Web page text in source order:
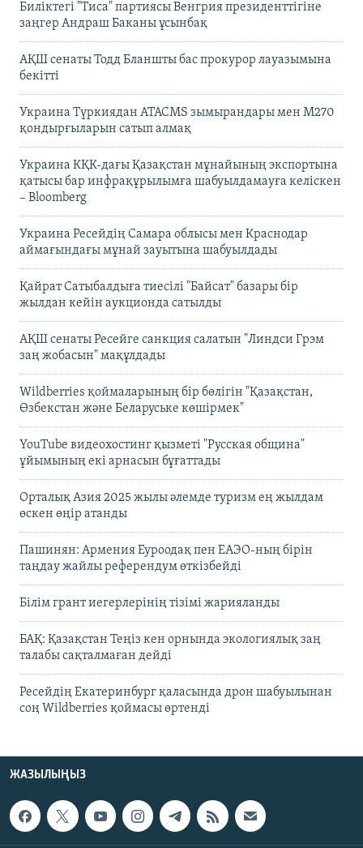
Биліктегі "Тиса" партиясы Венгрия президенттігіне
заңгер Андраш Баканы ұсынбақ
АҚШ сенаты Тодд Бланшты бас прокурор лауазымына
бекітті
Украина Түркиядан ATACMS зымырандары мен M270
қондырғыларын сатып алмақ
Украина КҚК-дағы Қазақстан мұнайының экспортына
қатысы бар инфрақұрылымға шабуылдамауға келіскен
– Bloomberg
Украина Ресейдің Самара облысы мен Краснодар
аймағындағы мұнай зауытына шабуылдады
Қайрат Сатыбалдыға тиесілі "Байсат" базары бір
жылдан кейін аукционда сатылды
АҚШ сенаты Ресейге санкция салатын "Линдси Грэм
заң жобасын" мақұлдады
Wildberries қоймаларының бір бөлігін "Қазақстан,
Өзбекстан және Беларуське көшірмек"
YouTube видеохостинг қызметі "Русская община"
ұйымының екі арнасын бұғаттады
Орталық Азия 2025 жылы әлемде туризм ең жылдам
өскен өңір атанды
Пашинян: Армения Еуроодақ пен ЕАЭО-ның бірін
таңдау жайлы референдум өткізбейді
Білім грант иегерлерінің тізімі жарияланды
БАҚ: Қазақстан Теңіз кен орнында экологиялық заң
талабы сақталмаған дейді
Ресейдің Екатеринбург қаласында дрон шабуылынан
соң Wildberries қоймасы өртенді
ЖАЗЫЛЫҢЫЗ